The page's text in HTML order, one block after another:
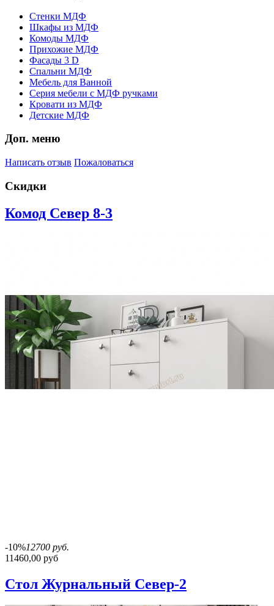
Стенки МДФ
Шкафы из МДФ
Комоды МДФ
Прихожие МДФ
Фасады 3 D
Спальни МДФ
Мебель для Ванной
Серия мебели с МДФ ручками
Кровати из МДФ
Детские МДФ
Доп. меню
Написать отзыв Пожаловаться
Скидки
Комод Север 8-3
-10%12700 руб.
11460,00 руб
Стол Журнальный Север-2